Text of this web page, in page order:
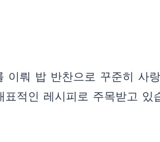
뤄 밥 반찬으로 꾸준히 사
적인 레시피로 주목받고